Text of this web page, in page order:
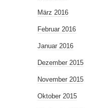
März 2016
Februar 2016
Januar 2016
Dezember 2015
November 2015
Oktober 2015